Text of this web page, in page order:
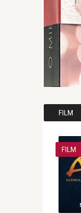
FILM
FILM